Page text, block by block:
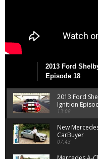
2013 Ford
Episode 18
2013 Ford
Ignition
13:08
New
CarBuyer
07:43